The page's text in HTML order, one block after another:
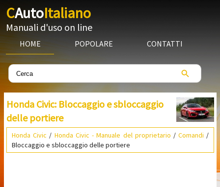
CAutoItaliano
Manuali d'uso on line
HOME POPOLARE CONTATTI
Honda Civic: Bloccaggio e sbloccaggio
delle portiere
Honda Civic / Honda Civic - Manuale del proprietario /Comandi /
Bloccaggio e sbloccaggio delle portiere